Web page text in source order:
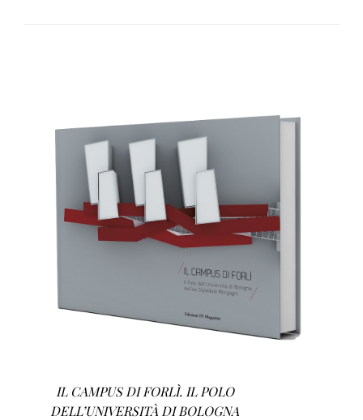
AGGIUNGI AL CARRELLO /
IL CAMPUS DI FORLÌ. IL POLO
DELL’UNIVERSITÀ DI BOLOGNA